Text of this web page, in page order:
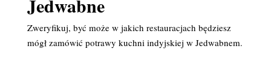
Jedwabne
Zweryfikuj, być może w jakich restauracjach będziesz
mógł zamówić potrawy kuchni indyjskiej w Jedwabnem.